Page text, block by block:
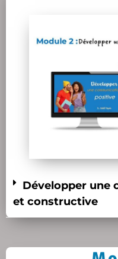
Développer une
et constructive